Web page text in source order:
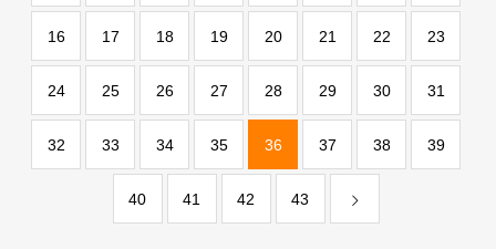
16 17 18 19 20 21 22 23
24 25 26 27 28 29 30 31
32 33 34 35 36 37 38 39
40 41 42 43